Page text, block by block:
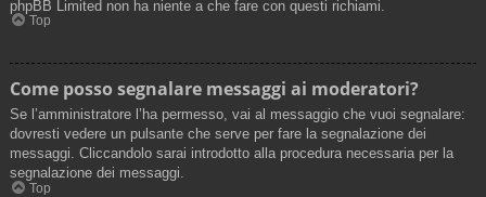
phpBB Limited non ha niente a che fare con questi richiami.
Top
Come posso segnalare messaggi ai moderatori?
Se l’amministratore l’ha permesso, vai al messaggio che vuoi segnalare:
dovresti vedere un pulsante che serve per fare la segnalazione dei
messaggi. Cliccandolo sarai introdotto alla procedura necessaria per la
segnalazione dei messaggi.
Top